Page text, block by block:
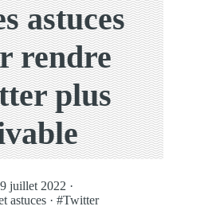
astuces
rendre
plus
juillet 2022 ·
astuces· #Twitter